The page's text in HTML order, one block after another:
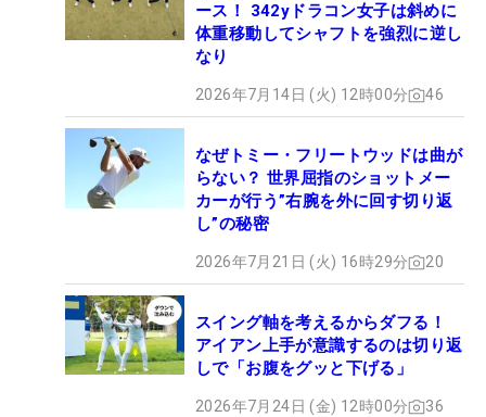
ース！ 342yドラコン女子は斜めに
体重移動してシャフトを強烈に逆し
なり
2026年7月14日 (火) 12時00分 46
なぜトミー・フリートウッドは曲が
らない？ 世界屈指のショットメー
カーが行う”右腕を外に回す切り返
し”の秘密
2026年7月21日 (火) 16時29分 20
スイング軸を考えるからダフる！
アイアン上手が意識するのは切り返
しで「お腹をグッと下げる」
2026年7月24日 (金) 12時00分 36